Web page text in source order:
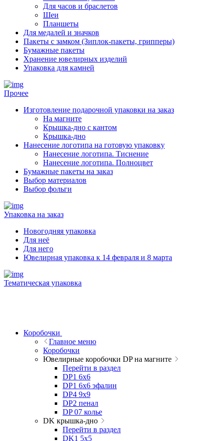
Для часов и браслетов
Шеи
Планшеты
Для медалей и значков
Пакеты с замком (Зиплок-пакеты, грипперы)
Бумажные пакеты
Хранение ювелирных изделий
Упаковка для камней
Прочее
Изготовление подарочной упаковки на заказ
На магните
Крышка-дно с кантом
Крышка-дно
Нанесение логотипа на готовую упаковку
Нанесение логотипа. Тиснение
Нанесение логотипа. Полноцвет
Бумажные пакеты на заказ
Выбор материалов
Выбор фольги
Упаковка на заказ
Новогодняя упаковка
Для неё
Для него
Ювелирная упаковка к 14 февраля и 8 марта
Тематическая упаковка
Коробочки
Главное меню
Коробочки
Ювелирные коробочки DP на магните
Перейти в раздел
DP1 6x6
DP1 6x6 эфалин
DP4 9x9
DP2 пенал
DP 07 колье
DK крышка-дно
Перейти в раздел
DK1 5x5